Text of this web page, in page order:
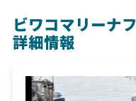
ビワコマリーナ
詳細情報